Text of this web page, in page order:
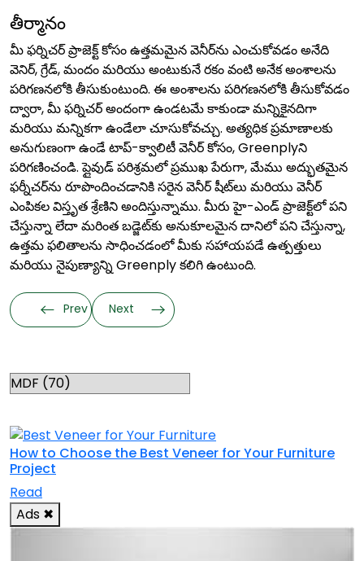
తీర్మానం
మీ ఫర్నిచర్ ప్రాజెక్ట్ కోసం ఉత్తమమైన వెనీర్‌ను ఎంచుకోవడం అనేది
వెనిర్, గ్రేడ్, మందం మరియు అంటుకునే రకం వంటి అనేక అంశాలను
పరిగణనలోకి తీసుకుంటుంది. ఈ అంశాలను పరిగణనలోకి తీసుకోవడం
ద్వారా, మీ ఫర్నిచర్ అందంగా ఉండటమే కాకుండా మన్నికైనదిగా
మరియు మన్నికగా ఉండేలా చూసుకోవచ్చు. అత్యధిక ప్రమాణాలకు
అనుగుణంగా ఉండే టాప్-క్వాలిటీ వెనీర్ కోసం, Greenplyని
పరిగణించండి. ప్లైవుడ్ పరిశ్రమలో ప్రముఖ పేరుగా, మేము అద్భుతమైన
ఫర్నీచర్‌ను రూపొందించడానికి సరైన వెనీర్ షీట్‌లు మరియు వెనీర్
ఎంపికల విస్తృత శ్రేణిని అందిస్తున్నాము. మీరు హై-ఎండ్ ప్రాజెక్ట్‌లో పని
చేస్తున్నా లేదా మరింత బడ్జెట్‌కు అనుకూలమైన దానిలో పని చేస్తున్నా,
ఉత్తమ ఫలితాలను సాధించడంలో మీకు సహాయపడే ఉత్పత్తులు
మరియు నైపుణ్యాన్ని Greenply కలిగి ఉంటుంది.
Prev Next
How to Choose the Best Veneer for Your Furniture
Project
Read
Ads ✖